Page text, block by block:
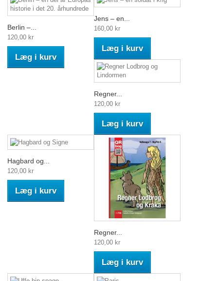
Berlin –...
120,00 kr
Læg i kurv
Jens – en...
160,00 kr
Læg i kurv
Regner...
120,00 kr
Læg i kurv
Hagbard og...
120,00 kr
Læg i kurv
Regner...
120,00 kr
Læg i kurv